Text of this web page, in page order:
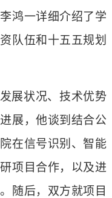
鸿一详细介绍了学
队伍和十五五规划
展状况、技术优势
展，他谈到结合公
在信号识别、智能
项目合作，以及进
随后，双方就项目